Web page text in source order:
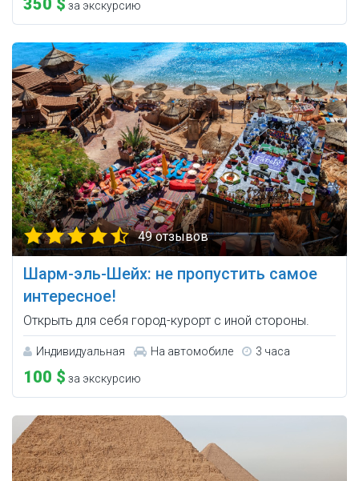
за экскурсию
49 отзывов
Шарм-эль-Шейх: не пропустить самое
интересное!
Открыть для себя город-курорт с иной стороны.
Индивидуальная На автомобиле 3 часа
100 $ за экскурсию